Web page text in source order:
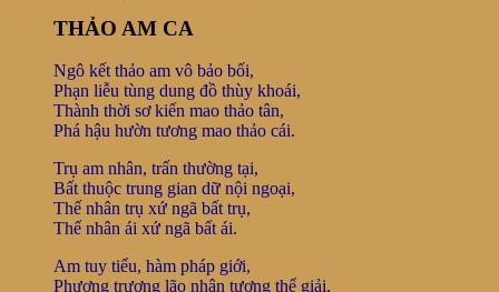
THẢO AM CA
Ngô kết thảo am vô bảo bối,
Phạn liễu tùng dung đồ thùy khoái,
Thành thời sơ kiến mao thảo tân,
Phá hậu hườn tương mao thảo cái.
Trụ am nhân, trấn thường tại,
Bất thuộc trung gian dữ nội ngoại,
Thế nhân trụ xứ ngã bất trụ,
Thế nhân ái xứ ngã bất ái.
Am tuy tiểu, hàm pháp giới,
Phương trượng lão nhân tương thể giải,